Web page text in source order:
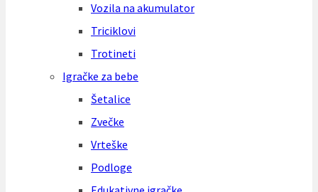
Vozila na akumulator
Triciklovi
Trotineti
Igračke za bebe
Šetalice
Zvečke
Vrteške
Podloge